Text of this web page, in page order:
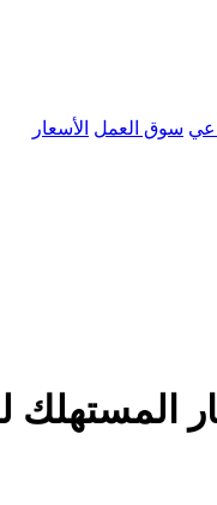
سوق العمل الأسعار
المستهلك